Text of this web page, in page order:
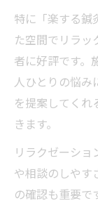
特に「楽する鍼
た空間でリラッ
者に好評です。
人ひとりの悩
を提案してくれ
きます。
リラクゼーシ
や相談のしやす
の確認も重要で